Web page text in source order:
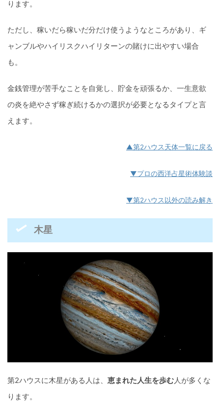
ります。
ただし、稼いだら稼いだ分だけ使うようなところがあり、ギ
ャンブルやハイリスクハイリターンの賭けに出やすい場合
も。
金銭管理が苦手なことを自覚し、貯金を頑張るか、一生意欲
の炎を絶やさず稼ぎ続けるかの選択が必要となるタイプと言
えます。
▲第2ハウス天体一覧に戻る
▼プロの西洋占星術体験談
▼第2ハウス以外の読み解き
木星
第2ハウスに木星がある人は、 恵まれた人生を歩む人が多くな
ります。